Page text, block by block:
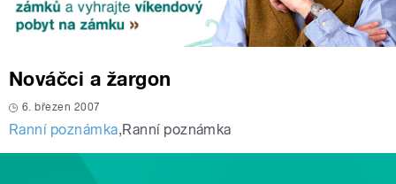
Nováčci a žargon
6. březen 2007
Ranní poznámka,Ranní poznámka